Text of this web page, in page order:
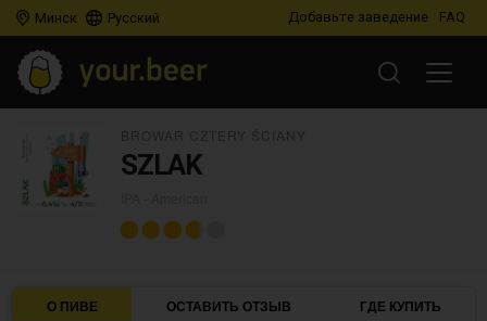
Минск Русский Добавьте заведение FAQ
SZLAK
О ПИВЕ ОСТАВИТЬ ОТЗЫВ ГДЕ КУПИТЬ